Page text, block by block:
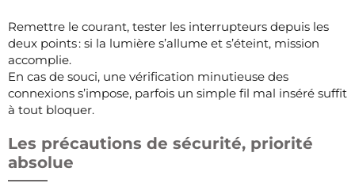
Remettre le courant, tester les interrupteurs depuis les
deux points : si la lumière s’allume et s’éteint, mission
accomplie.
En cas de souci, une vérification minutieuse des
connexions s’impose, parfois un simple fil mal inséré suffit
à tout bloquer.
Les précautions de sécurité, priorité
absolue